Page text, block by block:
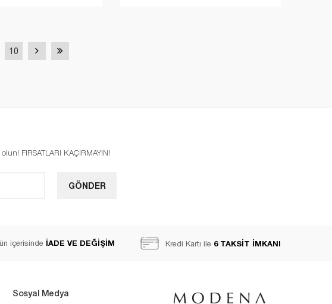
10
FIRSATLARI KAÇIRMAYIN!
GÖNDER
içerisinde İADE VE DEĞİŞİM Kredi Kartı ile 6 TAKSİT İMKANI
Sosyal Medya